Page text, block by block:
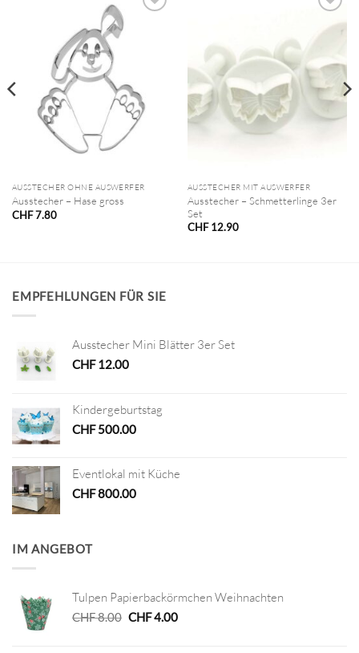
AUSSTECHER OHNE AUSWERFER
Ausstecher – Hase gross
CHF7.80
AUSSTECHER MIT AUSWERFER
Ausstecher – Schmetterlinge 3er
Set
CHF12.90
EMPFEHLUNGEN FÜR SIE
Ausstecher Mini Blätter 3er Set
CHF12.00
Kindergeburtstag
CHF500.00
Eventlokal mit Küche
CHF800.00
IM ANGEBOT
Tulpen Papierbackörmchen Weihnachten
CHF8.00 Ursprünglicher
CHF4.00Aktueller